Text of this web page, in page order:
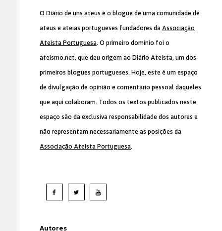
O Diário de uns ateus é o blogue de uma comunidade de
ateus e ateias portugueses fundadores da Associação
Ateísta Portuguesa. O primeiro domínio foi o
ateismo.net, que deu origem ao Diário Ateísta, um dos
primeiros blogues portugueses. Hoje, este é um espaço
de divulgação de opinião e comentário pessoal daqueles
que aqui colaboram. Todos os textos publicados neste
espaço são da exclusiva responsabilidade dos autores e
não representam necessariamente as posições da
Associação Ateísta Portuguesa.
Autores